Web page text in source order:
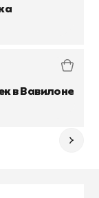
в Вавилоне